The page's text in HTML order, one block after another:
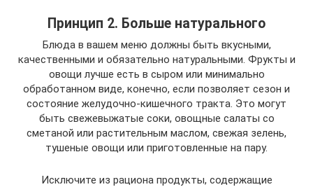
Принцип 2. Больше натурального
Блюда в вашем меню должны быть вкусными,
качественными и обязательно натуральными. Фрукты и
овощи лучше есть в сыром или минимально
обработанном виде, конечно, если позволяет сезон и
состояние желудочно-кишечного тракта. Это могут
быть свежевыжатые соки, овощные салаты со
сметаной или растительным маслом, свежая зелень,
тушеные овощи или приготовленные на пару.
Исключите из рациона продукты, содержащие